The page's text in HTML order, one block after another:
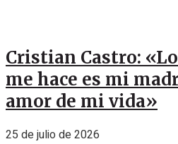
Cristian Castro:
me hace es mi
amor de mi vida»
25 de julio de 2026